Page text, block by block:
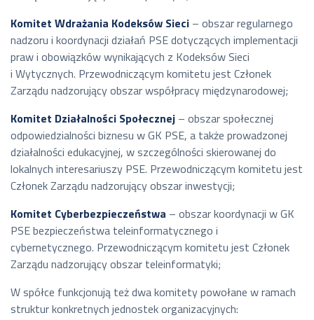
Komitet Wdrażania Kodeksów Sieci – obszar regularnego
nadzoru i koordynacji działań PSE dotyczących implementacji
praw i obowiązków wynikających z Kodeksów Sieci
i Wytycznych. Przewodniczącym komitetu jest Członek
Zarządu nadzorujący obszar współpracy międzynarodowej;
Komitet Działalności Społecznej – obszar społecznej
odpowiedzialności biznesu w GK PSE, a także prowadzonej
działalności edukacyjnej, w szczególności skierowanej do
lokalnych interesariuszy PSE. Przewodniczącym komitetu jest
Członek Zarządu nadzorujący obszar inwestycji;
Komitet Cyberbezpieczeństwa – obszar koordynacji w GK
PSE bezpieczeństwa teleinformatycznego i
cybernetycznego. Przewodniczącym komitetu jest Członek
Zarządu nadzorujący obszar teleinformatyki;
W spółce funkcjonują też dwa komitety powołane w ramach
struktur konkretnych jednostek organizacyjnych: